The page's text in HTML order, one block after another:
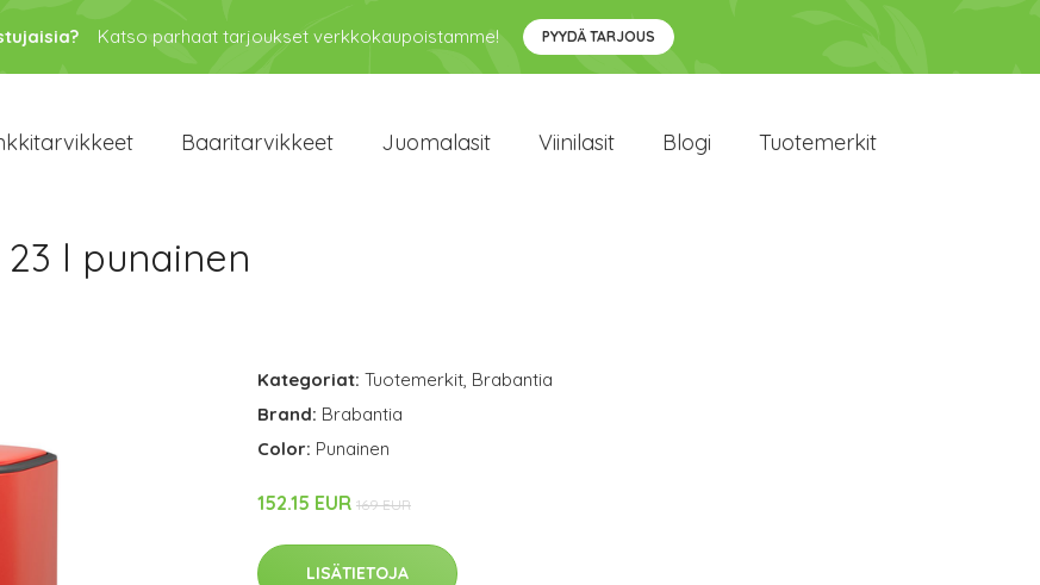
Katso parhaat tarjoukset verkkokaupoistamme! PYYDÄ TARJOUS
Baaritarvikkeet Juomalasit Viinilasit Blogi Tuotemerkit
l punainen
Kategoriat: Tuotemerkit, Brabantia
Brand: Brabantia
Color: Punainen
152.15 EUR 169 EUR
LISÄTIETOJA